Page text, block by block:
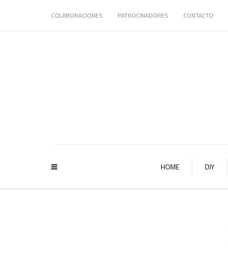
COLABORACIONES PATROCINADORES CONTACTO
HOME DIY